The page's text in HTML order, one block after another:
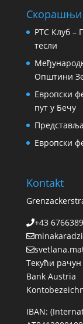
Скорашњи
РТС Клуб –
тесли
Општини
Европски
пут у Бечу
Европски
Kontakt
+43
Текући
Bank Austria
IBAN: